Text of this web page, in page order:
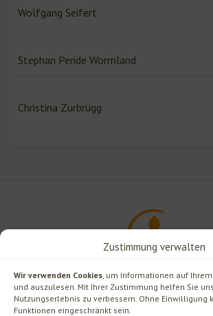
Zustimmung verwalten
Wir verwenden Cookies, um Informationen auf
und auszulesen. Mit Ihrer Zustimmung helfen Sie
Nutzungserlebnis zu verbessern. Ohne Einwilligung
Funktionen eingeschränkt sein.
Wolfgang Seifert
Stephan Pende Wormland
Christina Zurbrügg